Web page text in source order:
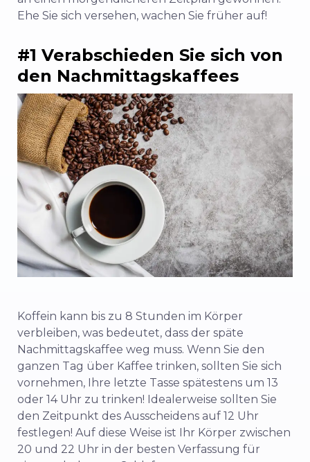
Ehe Sie sich versehen, wachen Sie früher auf!
#1 Verabschieden Sie sich von
den Nachmittagskaffees
Koffein kann bis zu 8 Stunden im Körper
verbleiben, was bedeutet, dass der späte
Nachmittagskaffee weg muss. Wenn Sie den
ganzen Tag über Kaffee trinken, sollten Sie sich
vornehmen, Ihre letzte Tasse spätestens um 13
oder 14 Uhr zu trinken! Idealerweise sollten Sie
den Zeitpunkt des Ausscheidens auf 12 Uhr
festlegen! Auf diese Weise ist Ihr Körper zwischen
20 und 22 Uhr in der besten Verfassung für